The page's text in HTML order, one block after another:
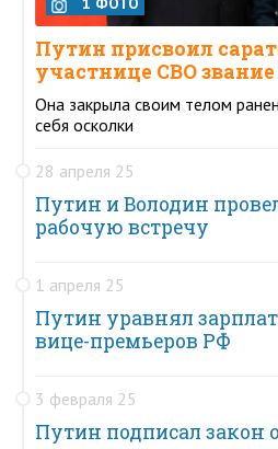
Путин присвоил
участнице СВО звание
Она закрыла своим телом
себя осколки
28 апреля 25
Путин и Володин
рабочую встречу
1 апреля 25
Путин уравнял
вице-премьеров РФ
3 февраля 25
Путин подписал закон